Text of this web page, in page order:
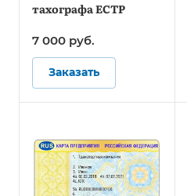
тахографа ЕСТР
7 000 руб.
Заказать